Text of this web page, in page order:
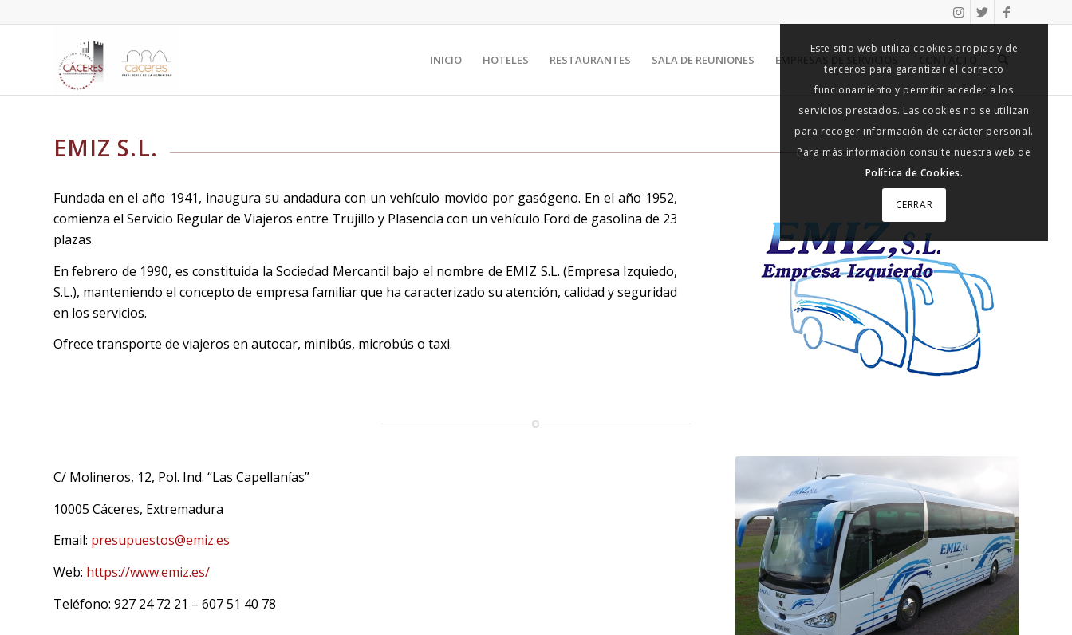
INICIO HOTELES RESTAURANTES SALA DE REUNIONES EMPRESAS DE SERVICIOS
EMIZ S.L.
Fundada en el año 1941, inaugura su andadura con un vehículo movido por gasógeno. En el año 1952,
comienza el Servicio Regular de Viajeros entre Trujillo y Plasencia con un vehículo Ford de gasolina de 23
plazas.
En febrero de 1990, es constituida la Sociedad Mercantil bajo el nombre de EMIZ S.L. (Empresa Izquiedo,
S.L.), manteniendo el concepto de empresa familiar que ha caracterizado su atención, calidad y seguridad
en los servicios.
Ofrece transporte de viajeros en autocar, minibús, microbús o taxi.
C/ Molineros, 12, Pol. Ind. “Las Capellanías”
10005 Cáceres, Extremadura
Email: presupuestos@emiz.es
Web: https://www.emiz.es/
Teléfono: 927 24 72 21 – 607 51 40 78
Este sitio web utiliza cookies propias y de
terceros para garantizar el correcto
funcionamiento y permitir acceder a los
servicios prestados. Las cookies no se utilizan
para recoger información de carácter personal.
Para más información consulte nuestra web de
Política de Cookies.
CERRAR